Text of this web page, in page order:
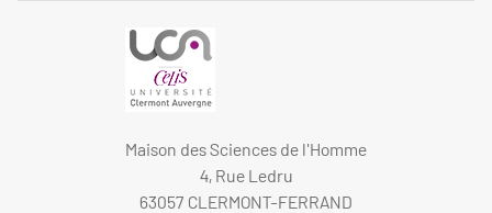
Maison des Sciences de l'Homme
4, Rue Ledru
63057 CLERMONT-FERRAND